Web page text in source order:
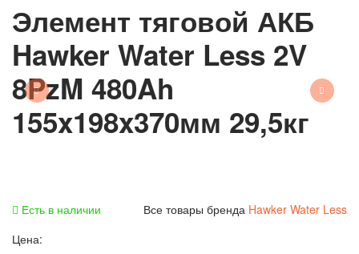
Элемент тяговой АКБ
Hawker Water Less 2V
8PzM 480Ah
155x198x370мм 29,5кг
Есть в наличии Все товары бренда Hawker Water Less
Цена: